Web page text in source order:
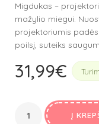
Migdukas –
mažylio miegui.
projektoriumis
poilsį, suteiks
31,99€
Į